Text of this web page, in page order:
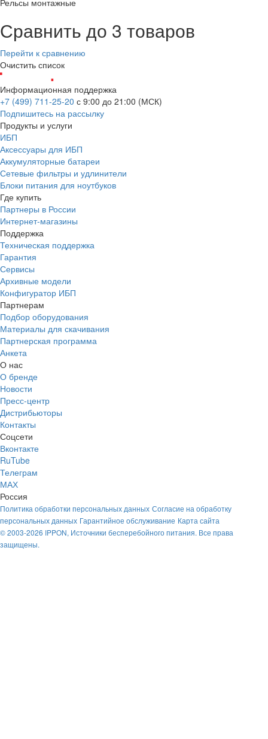
Сравнить до 3 товаров
Перейти к сравнению
Очистить список
Информационная поддержка
+7 (499) 711-25-20 с 9:00 до 21:00 (МСК)
Подпишитесь на рассылку
Продукты и услуги
ИБП
Аксессуары для ИБП
Аккумуляторные батареи
Сетевые фильтры и удлинители
Блоки питания для ноутбуков
Где купить
Партнеры в России
Интернет-магазины
Поддержка
Техническая поддержка
Гарантия
Сервисы
Архивные модели
Конфигуратор ИБП
Партнерам
Подбор оборудования
Материалы для скачивания
Партнерская программа
Анкета
О нас
О бренде
Новости
Пресс-центр
Дистрибьюторы
Контакты
Соцсети
Вконтакте
RuTube
Телеграм
МАХ
Россия
Политика обработки персональных данных Согласие на обработку
персональных данных Гарантийное обслуживание Карта сайта
© 2003-2026 IPPON, Источники бесперебойного питания. Все права
защищены.